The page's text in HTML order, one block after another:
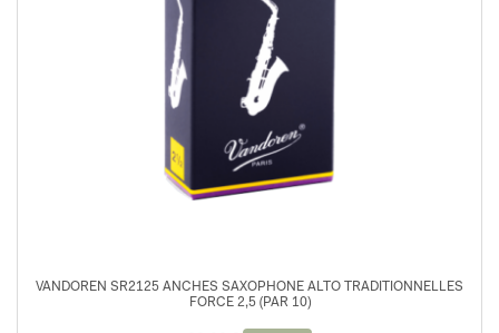
VANDOREN SR2125 ANCHES SAXOPHONE ALTO TRADITIONNELLES
FORCE 2,5 (PAR 10)